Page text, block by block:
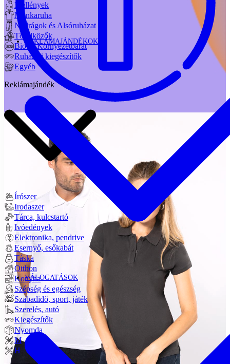
REKLÁMAJÁNDÉKOK
VÁLOGATÁSOK
Mellények
Munkaruha
Nadrágok és Alsóruházat
Törölközők
Bio és Környezetbarát
Ruházati kiegészítők
Egyéb
Reklámajándék
Írószer
Irodaszer
Tárca, kulcstartó
Ivóedények
Elektronika, pendrive
Esernyő, esőkabát
Táska
Otthon
Konyha
Szépség és egészség
Szabadidő, sport, játék
Szerelés, autó
Kiegészítők
Nyomda
M
H